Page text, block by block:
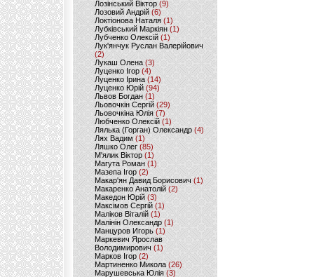
Лозінський Віктор(9)
Лозовий Андрій (6)
Локтіонова Наталя (1)
Лубківський Маркіян(1)
Лубченко Олексій (1)
Лук'янчук Руслан Валерійович
(2)
Лукаш Олена (3)
Луценко Ігор (4)
Луценко Ірина (14)
Луценко Юрій (94)
Львов Богдан (1)
Льовочкін Сергій (29)
Льовочкіна Юлія(7)
Любченко Олексій(1)
Лялька (Горган) Олександр(4)
Лях Вадим (1)
Ляшко Олег (85)
М'ялик Віктор(1)
Магута Роман(1)
Мазепа Ігор (2)
Макар'ян Давид Борисович(1)
Макаренко Анатолій (2)
Македон Юрій(3)
Максімов Сергій (1)
Маліков Віталій (1)
Малінін Олександр (1)
Манцуров Игорь (1)
Маркевич Ярослав
Володимирович (1)
Марков Ігор (2)
Мартиненко Микола (26)
Марушевська Юлія (3)